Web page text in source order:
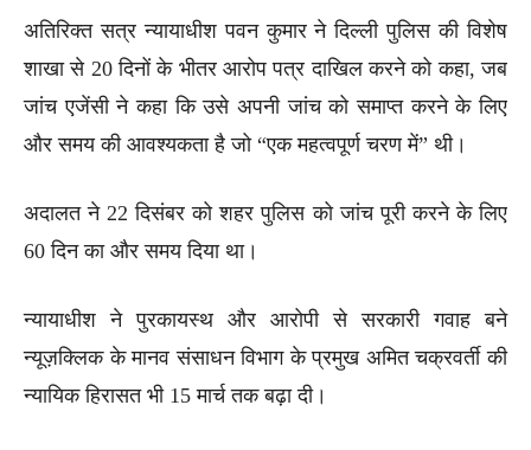
अतिरिक्त सत्र न्यायाधीश पवन कुमार ने दिल्ली पुलिस की विशेष
शाखा से 20 दिनों के भीतर आरोप पत्र दाखिल करने को कहा, जब
जांच एजेंसी ने कहा कि उसे अपनी जांच को समाप्त करने के लिए
और समय की आवश्यकता है जो “एक महत्वपूर्ण चरण में” थी।
अदालत ने 22 दिसंबर को शहर पुलिस को जांच पूरी करने के लिए
60 दिन का और समय दिया था।
न्यायाधीश ने पुरकायस्थ और आरोपी से सरकारी गवाह बने
न्यूज़क्लिक के मानव संसाधन विभाग के प्रमुख अमित चक्रवर्ती की
न्यायिक हिरासत भी 15 मार्च तक बढ़ा दी।